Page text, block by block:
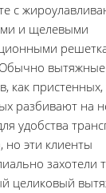
с
и щелевыми
вытяжные
как пристенных,
разбивают на
удобства
но эти клиенты
захотели
целиковый